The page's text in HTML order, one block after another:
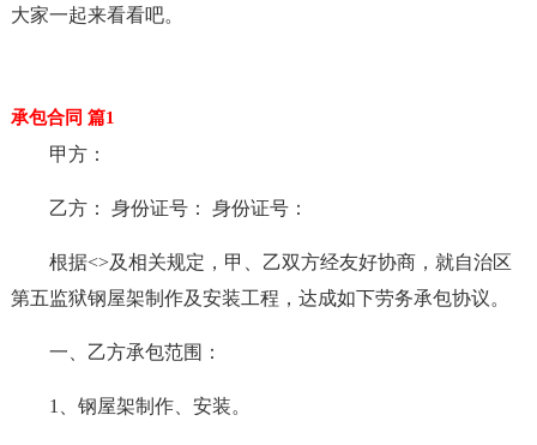
大家一起来看看吧。
承包合同 篇1
甲方：
乙方： 身份证号： 身份证号：
根据<>及相关规定，甲、乙双方经友好协商，就自治区
第五监狱钢屋架制作及安装工程，达成如下劳务承包协议。
一、乙方承包范围：
1、钢屋架制作、安装。